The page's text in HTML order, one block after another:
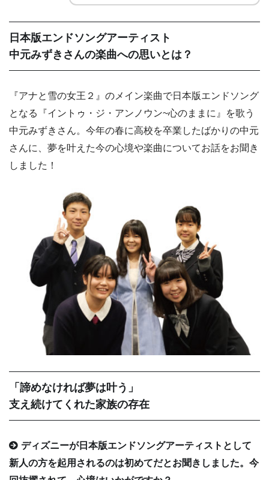
日本版エンドソングアーティスト
中元みずきさんの楽曲への思いとは？
『アナと雪の女王２』のメイン楽曲で日本版エンドソング
となる『イントゥ・ジ・アンノウン~心のままに』を歌う
中元みずきさん。今年の春に高校を卒業したばかりの中元
さんに、夢を叶えた今の心境や楽曲についてお話をお聞き
しました！
「諦めなければ夢は叶う」
支え続けてくれた家族の存在
ディズニーが日本版エンドソングアーティストとして
新人の方を起用されるのは初めてだとお聞きしました。今